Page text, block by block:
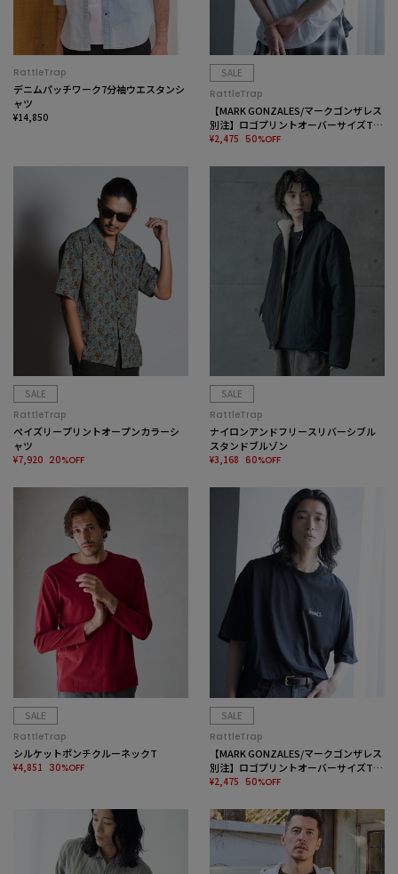
RattleTrap
デニムパッチワーク7分袖ウエスタンシ
ャツ
¥14,850
SALE
RattleTrap
【MARK GONZALES/マークゴンザレス
別注】ロゴプリントオーバーサイズTシ
ャツ
¥2,475 50%OFF
SALE
RattleTrap
ペイズリープリントオープンカラーシ
ャツ
¥7,920 20%OFF
SALE
RattleTrap
ナイロンアンドフリースリバーシブル
スタンドブルゾン
¥3,168 60%OFF
SALE
RattleTrap
シルケットポンチクルーネックT
¥4,851 30%OFF
SALE
RattleTrap
【MARK GONZALES/マークゴンザレス
別注】ロゴプリントオーバーサイズTシ
ャツ
¥2,475 50%OFF